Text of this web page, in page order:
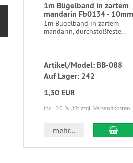
1m Bügelband in zartem
mandarin Fb0134 - 10mm
1m Bügelband in zartem
mandarin, durchstoßfeste...
Artikel/Model: BB-088
Auf Lager: 242
1,30 EUR
incl. 20 % USt zzgl. Versandkosten
mehr...